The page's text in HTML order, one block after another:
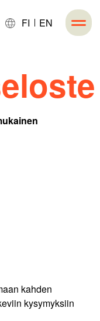
FI EN
kahden
kysymyksiin